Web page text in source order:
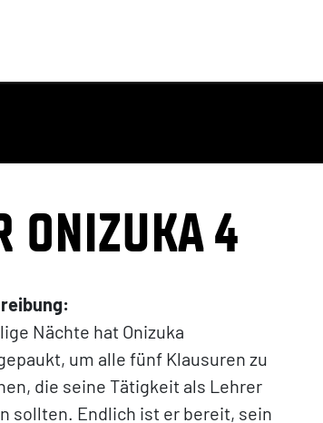
ONIZUKA 4
Nächte hat Onizuka
um alle fünf Klausuren zu
die seine Tätigkeit als Lehrer
sollten. Endlich ist er bereit, sein